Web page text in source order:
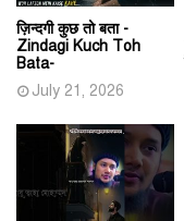
ज़िन्दगी कुछ तो बता -
Zindagi Kuch Toh
Bata-
July 21, 2026